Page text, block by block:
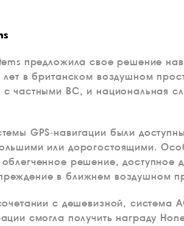
предложила свое решение
в британском воздушном
частными ВС, и национальная
GPS-навигации были
или дорогостоящими.
решение, доступное
в ближнем воздушном
с дешевизной, система
смогла получить награду